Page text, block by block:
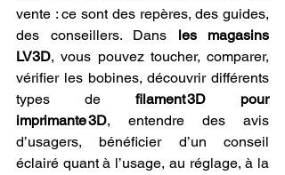
vente : ce sont des repères, des guides,
des conseillers. Dans les magasins
LV3D, vous pouvez toucher, comparer,
vérifier les bobines, découvrir différents
types de filament 3D pour
imprimante 3D, entendre des avis
d’usagers, bénéficier d’un conseil
éclairé quant à l’usage, au réglage, à la